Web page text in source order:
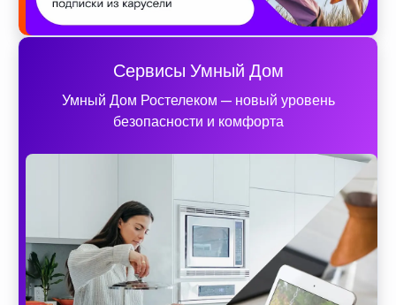
Сервисы Умный Дом
Умный Дом Ростелеком — новый уровень
безопасности и комфорта